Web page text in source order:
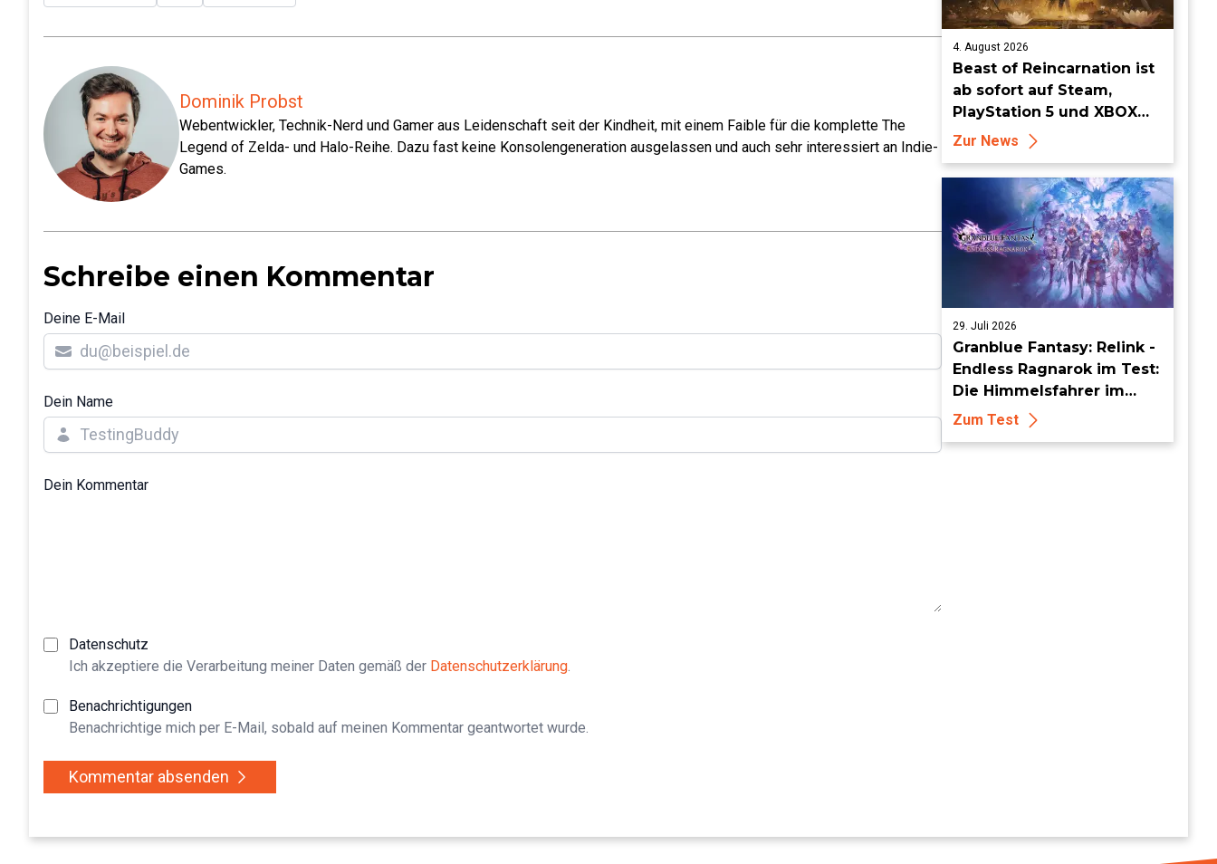
Dominik Probst
Webentwickler, Technik-Nerd und Gamer aus Leidenschaft seit der Kindheit, mit einem Faible für die komplette The
Legend of Zelda- und Halo-Reihe. Dazu fast keine Konsolengeneration ausgelassen und auch sehr interessiert an Indie-
Games.
Schreibe einen Kommentar
Deine E-Mail
Dein Name
Dein Kommentar
Datenschutz
Ich akzeptiere die Verarbeitung meiner Daten gemäß der Datenschutzerklärung.
Benachrichtigungen
Benachrichtige mich per E-Mail, sobald auf meinen Kommentar geantwortet wurde.
Kommentar absenden
4. August 2026
Beast of Reincarnation ist
ab sofort auf Steam,
PlayStation 5 und XBOX
Series X|S erhältlich
Zur News
29. Juli 2026
Granblue Fantasy: Relink -
Endless Ragnarok im Test:
Die Himmelsfahrer im
endlosen Endgame
Zum Test